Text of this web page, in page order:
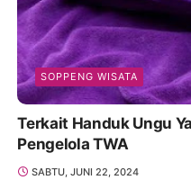
SOPPENG WISATA
Terkait Handuk Ungu
Pengelola TWA
SABTU, JUNI 22, 2024